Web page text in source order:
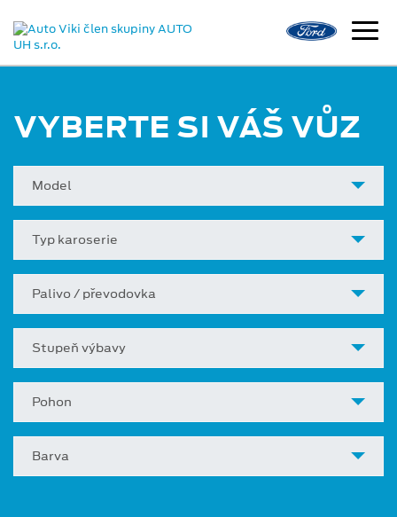
VYBERTE SI VÁŠ VŮZ
Model
Typ karoserie
Palivo / převodovka
Stupeň výbavy
Pohon
Barva